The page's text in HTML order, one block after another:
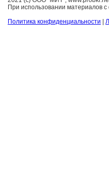
При использовании материалов
Политика конфиденциальности |